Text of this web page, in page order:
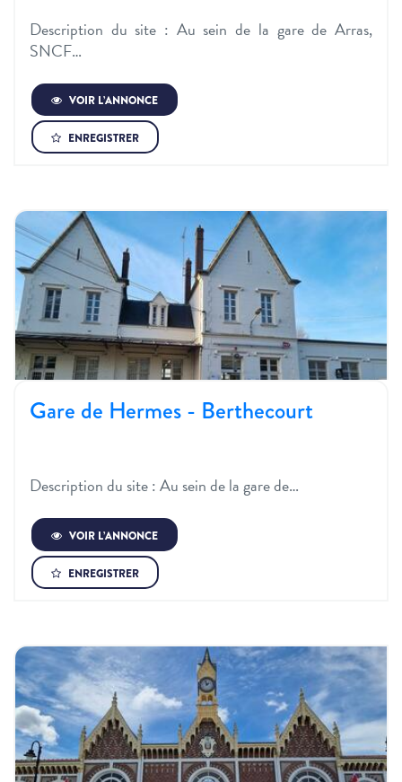
Description du site : Au sein de la gare de Arras,
SNCF…
VOIR L’ANNONCE
ENREGISTRER
Gare de Hermes - Berthecourt
Description du site : Au sein de la gare de…
VOIR L’ANNONCE
ENREGISTRER